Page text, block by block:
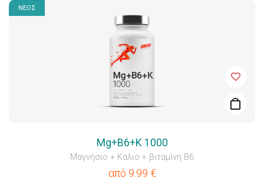
ΝΕΟΣ
Mg+B6+K 1000
Μαγνήσιο + Κάλιο + βιταμίνη Β6
από 9.99 €